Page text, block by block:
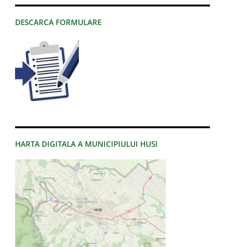
DESCARCA FORMULARE
HARTA DIGITALA A MUNICIPIULUI HUSI